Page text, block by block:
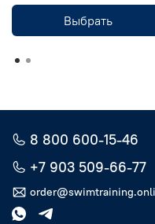
Выбрать
8 800 600-15-46
+7 903 509-66-77